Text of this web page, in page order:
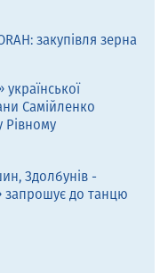
закупівля зерна
української
Самійленко
Рівному
Здолбунів -
запрошує до танцю